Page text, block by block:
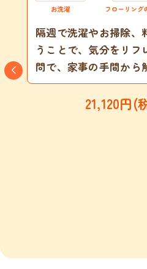
隔週で洗濯やお掃除、
うことで、気分をリフ
問で、家事の手間から
21,120円(